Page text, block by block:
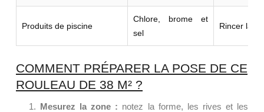
Produits de piscine
Chlore, brome et
sel
Rincer la
COMMENT PRÉPARER LA POSE DE CE
ROULEAU DE 38 M² ?
Mesurez la zone : notez la forme, les rives et les